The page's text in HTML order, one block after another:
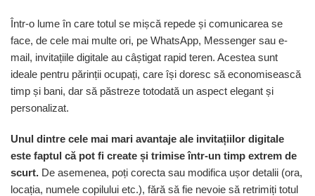
Într-o lume în care totul se mișcă repede și comunicarea se
face, de cele mai multe ori, pe WhatsApp, Messenger sau e-
mail, invitațiile digitale au câștigat rapid teren. Acestea sunt
ideale pentru părinții ocupați, care își doresc să economisească
timp și bani, dar să păstreze totodată un aspect elegant și
personalizat.
Unul dintre cele mai mari avantaje ale invitațiilor digitale
este faptul că pot fi create și trimise într-un timp extrem de
scurt. De asemenea, poți corecta sau modifica ușor detalii (ora,
locația, numele copilului etc.), fără să fie nevoie să retrimiți totul